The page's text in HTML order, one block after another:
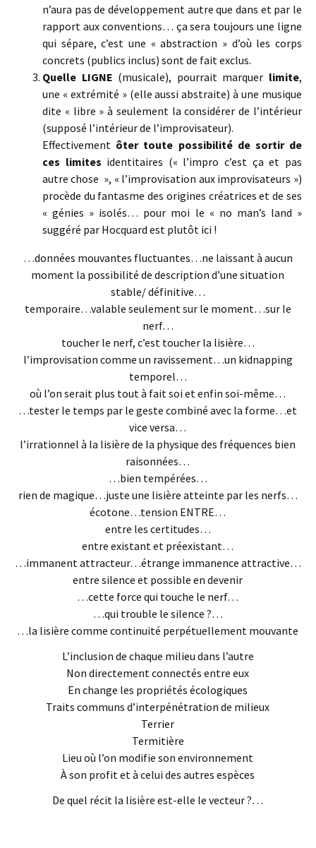
n’aura pas de développement autre que dans et par le
rapport aux conventions… ça sera toujours une ligne
qui sépare, c’est une « abstraction » d’où les corps
concrets (publics inclus) sont de fait exclus.
Quelle LIGNE (musicale), pourrait marquer limite,
une « extrémité » (elle aussi abstraite) à une musique
dite « libre » à seulement la considérer de l’intérieur
(supposé l’intérieur de l’improvisateur).
Effectivement ôter toute possibilité de sortir de
ces limites identitaires (« l’impro c’est ça et pas
autre chose », « l’improvisation aux improvisateurs »)
procède du fantasme des origines créatrices et de ses
« génies » isolés… pour moi le « no man’s land »
suggéré par Hocquard est plutôt ici !
…données mouvantes fluctuantes…ne laissant à aucun
moment la possibilité de description d’une situation
stable/ définitive…
temporaire…valable seulement sur le moment…sur le
nerf…
toucher le nerf, c’est toucher la lisière…
l’improvisation comme un ravissement…un kidnapping
temporel…
où l’on serait plus tout à fait soi et enfin soi-même…
…tester le temps par le geste combiné avec la forme…et
vice versa…
l’irrationnel à la lisière de la physique des fréquences bien
raisonnées…
…bien tempérées…
rien de magique…juste une lisière atteinte par les nerfs…
écotone…tension ENTRE…
entre les certitudes…
entre existant et préexistant…
…immanent attracteur…étrange immanence attractive…
entre silence et possible en devenir
…cette force qui touche le nerf…
…qui trouble le silence ?…
…la lisière comme continuité perpétuellement mouvante
L’inclusion de chaque milieu dans l’autre
Non directement connectés entre eux
En change les propriétés écologiques
Traits communs d’interpénétration de milieux
Terrier
Termitière
Lieu où l’on modifie son environnement
À son profit et à celui des autres espèces
De quel récit la lisière est-elle le vecteur ?…